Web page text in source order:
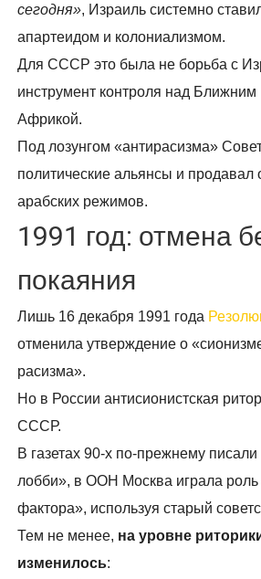
сегодня», Израиль системно
апартеидом и колониализмом.
Для СССР это была не борьба с
инструмент контроля над Ближним
Африкой.
Под лозунгом «антирасизма»
политические альянсы и продавал
арабских режимов.
1991 год: отмена
покаяния
Лишь 16 декабря 1991 года
отменила утверждение о
расизма».
Но в России антисионистская
СССР.
В газетах 90-х по-прежнему
лобби», в ООН Москва играла
фактора», используя старый
Тем не менее, на уровне
изменилось: